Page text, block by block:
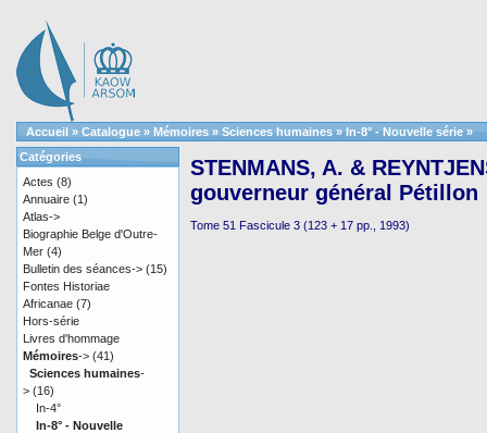
Accueil » Catalogue » Mémoires » Sciences humaines » In-8° - Nouvelle série »
STENMANS, A. &
gouverneur général Pétillon
Tome 51 Fascicule 3 (123 + 17 pp., 1993)
Catégories
Actes (8)
Annuaire (1)
Atlas->
Biographie Belge d'Outre-
Mer (4)
Bulletin des séances-> (15)
Fontes Historiae
Africanae (7)
Hors-série
Livres d'hommage
Mémoires-> (41)
Sciences humaines-
> (16)
In-4°
In-8° - Nouvelle